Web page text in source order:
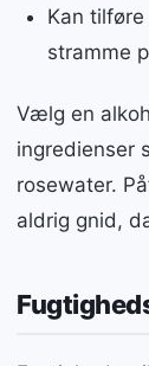
Kan
stramme
Vælg en
ingredienser
rosewater.
aldrig gnid,